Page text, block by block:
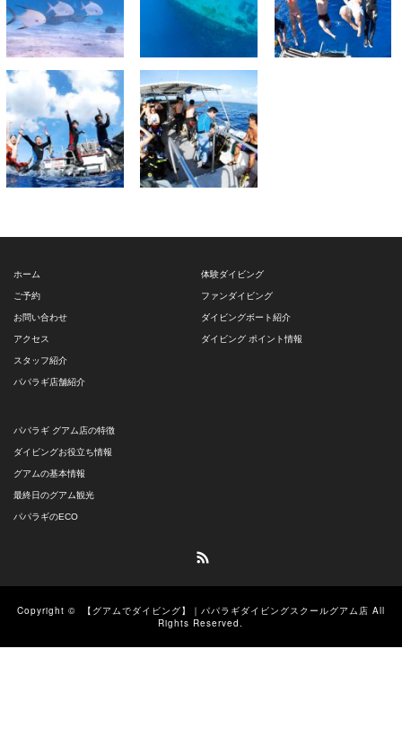
ホーム
ご予約
お問い合わせ
アクセス
スタッフ紹介
パパラギ店舗紹介
体験ダイビング
ファンダイビング
ダイビングボート紹介
ダイビング ポイント情報
パパラギ グアム店の特徴
ダイビングお役立ち情報
グアムの基本情報
最終日のグアム観光
パパラギのECO
Copyright © 【グアムでダイビング】｜パパラギダイビングスクールグアム店 All
Rights Reserved.